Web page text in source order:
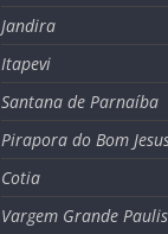
Jandira
Itapevi
Santana de Parnaíba
Pirapora do Bom
Cotia
Vargem Grande